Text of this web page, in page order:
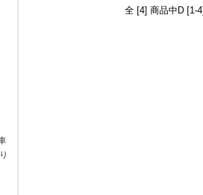
全 [4] 商品中D [1-